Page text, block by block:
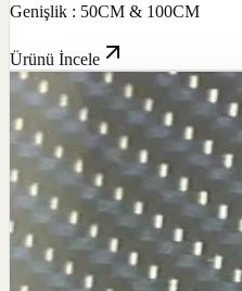
Genişlik : 50CM & 100CM
Ürünü İncele